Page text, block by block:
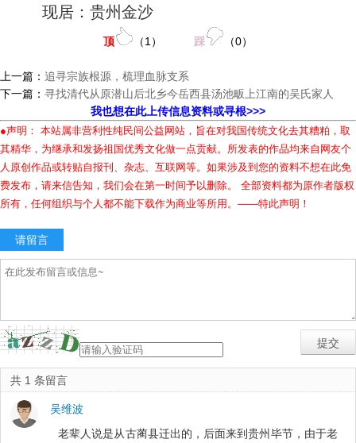
现居：贵州金沙
顶 （1 ） 踩 （0）
上一篇： 追寻宗族根源，梳理血脉支系
下一篇： 寻找清代从原潜山后北乡今岳西县汤池畈上江南的吴氏家人
我也想在此上传信息资料或寻根>>>
●声明： 本站属非营利性纯民间公益网站，旨在对我国传统文化去其糟粕，取
其精华，为继承和发扬祖国优秀文化做一点贡献。所发表的作品均来自网友个
人原创作品或转贴自报刊、杂志、互联网等。如果涉及到您的资料不想在此免
费发布，请来信告知，我们会在第一时间予以删除。 全部资料都为原作者版权
所有，任何组织与个人都不能下载作为商业等所用。——特此声明！
请留言
共 1 条留言
吴维波
老辈人说是从古蔺县迁出的，后面来到贵州毕节，由于老